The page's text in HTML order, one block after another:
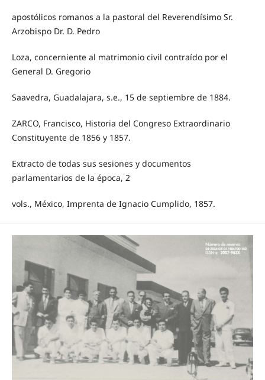
apostólicos romanos a la pastoral del Reverendísimo Sr.
Arzobispo Dr. D. Pedro
Loza, concerniente al matrimonio civil contraído por el
General D. Gregorio
Saavedra, Guadalajara, s.e., 15 de septiembre de 1884.
ZARCO, Francisco, Historia del Congreso Extraordinario
Constituyente de 1856 y 1857.
Extracto de todas sus sesiones y documentos
parlamentarios de la época, 2
vols., México, Imprenta de Ignacio Cumplido, 1857.